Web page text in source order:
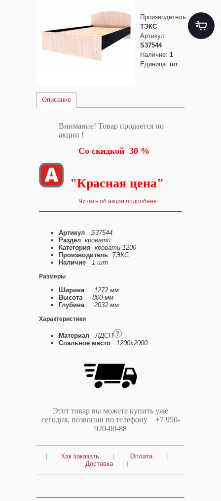
Производитель:
ТЭКС
Артикул:
S37544
Наличие: 1
Единица: шт
Описание
Внимание! Товар продается по
акции !
Со скидкой 30 %
"Красная цена"
Читать об акции подробнее...
Артикул
S37544
Раздел кровати
Категория кровати 1200
Производитель ТЭКС
Наличие
1 шт
Размеры
Ширина
1272 мм
Высота
800 мм
Глубина
2032 мм
Характеристики
Материал
ЛДСП
Спальное место
1200х2000
Этот товар вы можете купить уже
сегодня, позвонив по телефону +7 950-
920-00-88
Как заказать Оплата
Доставка